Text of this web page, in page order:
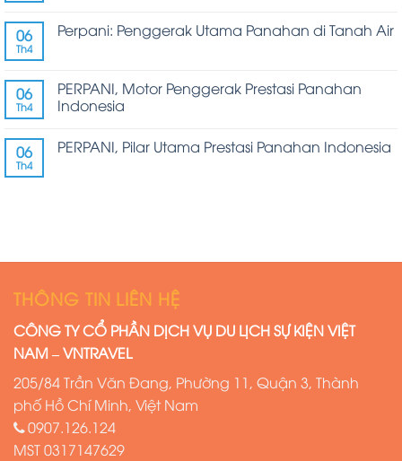
06
Th4
Perpani: Penggerak Utama Panahan di Tanah Air
06
Th4
PERPANI, Motor Penggerak Prestasi Panahan
Indonesia
06
Th4
PERPANI, Pilar Utama Prestasi Panahan Indonesia
THÔNG TIN LIÊN HỆ
CÔNG TY CỔ PHẦN DỊCH VỤ DU LỊCH SỰ KIỆN VIỆT
NAM – VNTRAVEL
205/84 Trần Văn Đang, Phường 11, Quận 3, Thành
phố Hồ Chí Minh, Việt Nam
0907.126.124
MST0317147629